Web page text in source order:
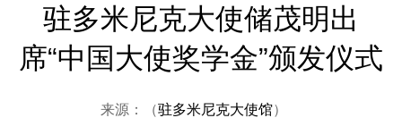
驻多米尼克大使储茂明出
席“中国大使奖学金”颁发仪式
来源：（驻多米尼克大使馆）